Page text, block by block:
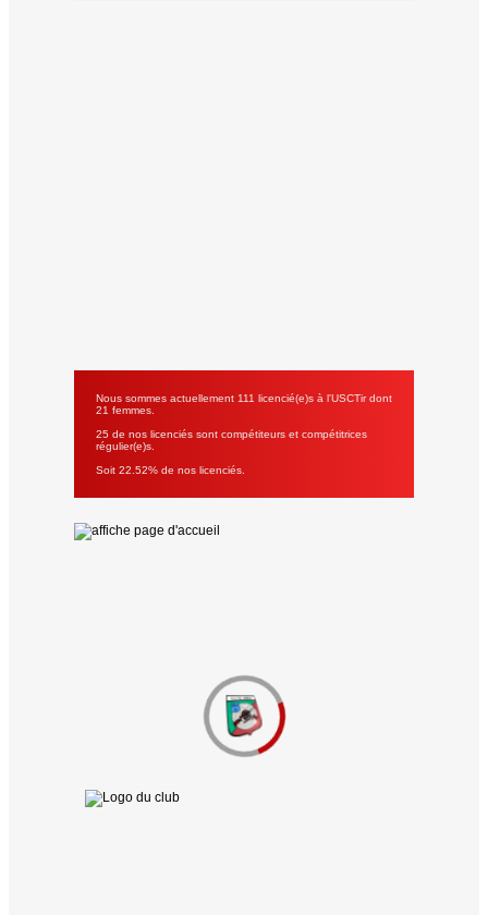
Nous sommes actuellement 111 licencié(e)s à l'USCTir dont
21 femmes.
25 de nos licenciés sont compétiteurs et compétitrices
régulier(e)s.
Soit 22.52% de nos licenciés.